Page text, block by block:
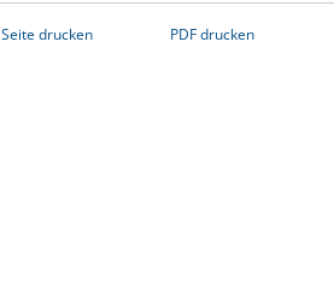
Seite drucken PDF drucken